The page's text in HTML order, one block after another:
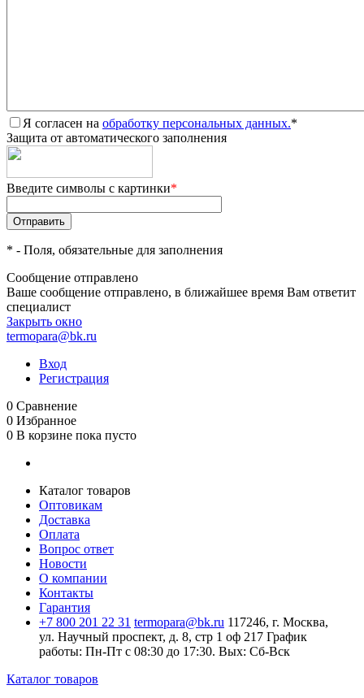
Я согласен на обработку персональных данных.*
Защита от автоматического заполнения
Введите символы с картинки*
* - Поля, обязательные для заполнения
Сообщение отправлено
Ваше сообщение отправлено, в ближайшее время Вам ответит
специалист
Закрыть окно
termopara@bk.ru
Вход
Регистрация
0 Сравнение
0 Избранное
0 В корзине пока пусто
Каталог товаров
Оптовикам
Доставка
Оплата
Вопрос ответ
Новости
О компании
Контакты
Гарантия
+7 800 201 22 31 termopara@bk.ru 117246, г. Москва,
ул. Научный проспект, д. 8, стр 1 оф 217 График
работы: Пн‑Пт с 08:30 до 17:30. Вых: Сб‑Вск
Каталог товаров